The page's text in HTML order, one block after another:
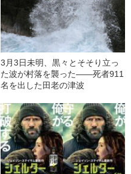
3月3日未明、黒々とそそり立っ
た波が村落を襲った――死者911
名を出した田老の津波